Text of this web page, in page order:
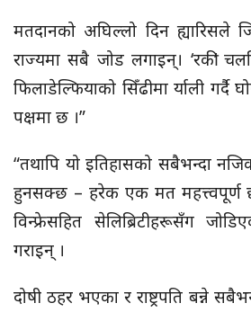
मतदानको अघिल्लो दिन ह्यारिसले
राज्यमा सबै जोड लगाइन्। ‘रकी’
फिलाडेल्फियाको सिँढीमा र्याली गर्दै
पक्षमा छ ।”
“तथापि यो इतिहासको सबैभन्दा
हुनसक्छ – हरेक एक मत महत्त्वपूर्ण
विन्फ्रेसहित सेलिब्रिटीहरूसँग
गराइन् ।
दोषी ठहर भएका र राष्ट्रपति बन्ने